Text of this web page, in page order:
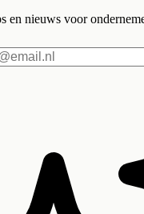
en nieuws voor